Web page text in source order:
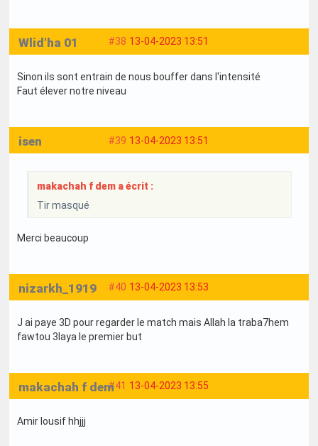
#38 13-04-2023 13:51
Wlid'ha 01
Sinon ils sont entrain de nous bouffer dans l'intensité
Faut élever notre niveau
#39 13-04-2023 13:51
isen
makachah f dem a écrit :
Tir masqué
Merci beaucoup
#40 13-04-2023 13:53
nizarkh_1919
J ai paye 3D pour regarder le match mais Allah la traba7hem
fawtou 3laya le premier but
#41 13-04-2023 13:55
makachah f dem
Amir lousif hhjjj